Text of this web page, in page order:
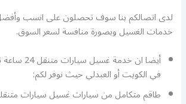
لدى اتصالكم بنا سوف تحصلون على انسب
خدمات الغسيل وبصورة منافسة لسعر السوق.
أيضا ان خدمة
في الكويت أو العبدلي حيث نوفر لكم:
طاقم متكامل من سيارات غسيل سيارات